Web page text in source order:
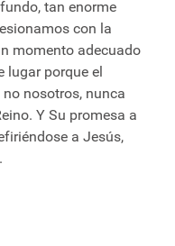
tan enorme
con la
momento adecuado
lugar porque el
nosotros, nunca
Y Su promesa a
a Jesús,